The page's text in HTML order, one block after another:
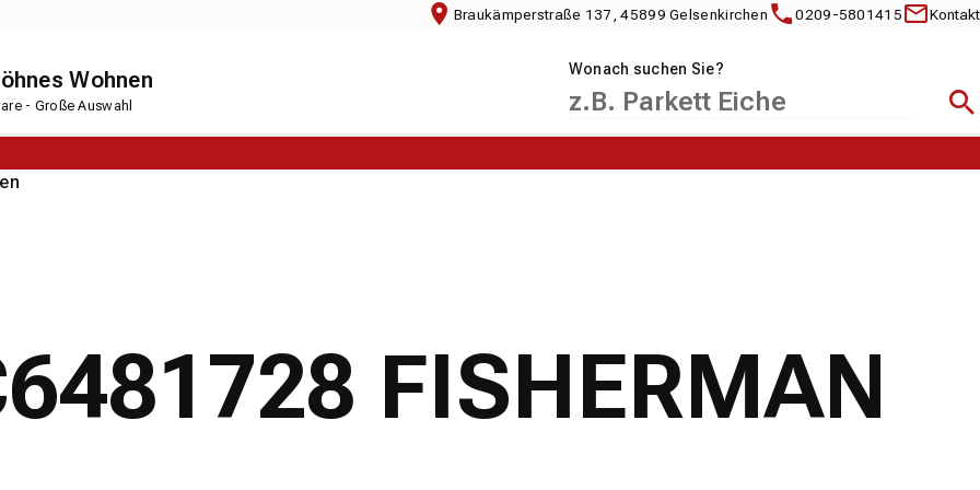
Braukämperstraße 137, 45899 Gelsenkirchen 0209-5801415 Kontakt
Wohnen
- Große Auswahl
Wonach suchen Sie?
FISHERMAN